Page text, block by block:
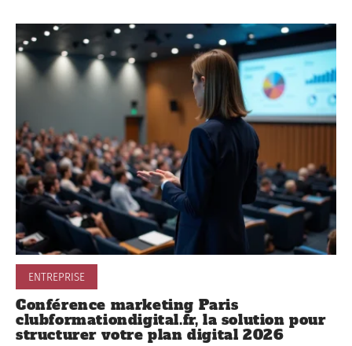
ENTREPRISE
Conférence marketing Paris
clubformationdigital.fr, la solution pour
structurer votre plan digital 2026